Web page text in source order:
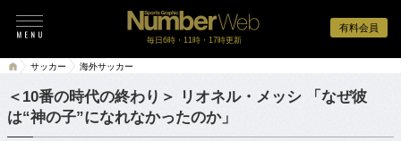
有料会員
毎日6時・11時・17時更新
サッカー 海外サッカー
＜10番の時代の終わり＞ リオネル・メッシ 「なぜ彼
は“神の子”になれなかったのか」